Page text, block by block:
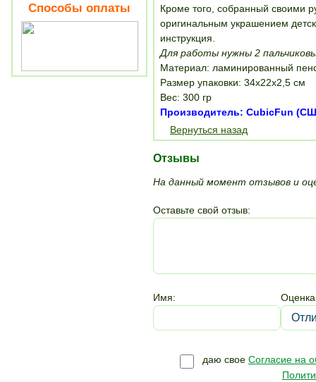
Способы оплаты
Кроме того, собранный своими
оригинальным украшением
инструкция.
Для работы нужны 2
Материал: ламинированный
Размер упаковки: 34х22х2,5 см
Вес: 300 гр
Производитель: CubicFun
Вернуться назад
Отзывы
На данный момент отзывов и
Оставьте свой отзыв:
Имя:
даю свое Согласие на